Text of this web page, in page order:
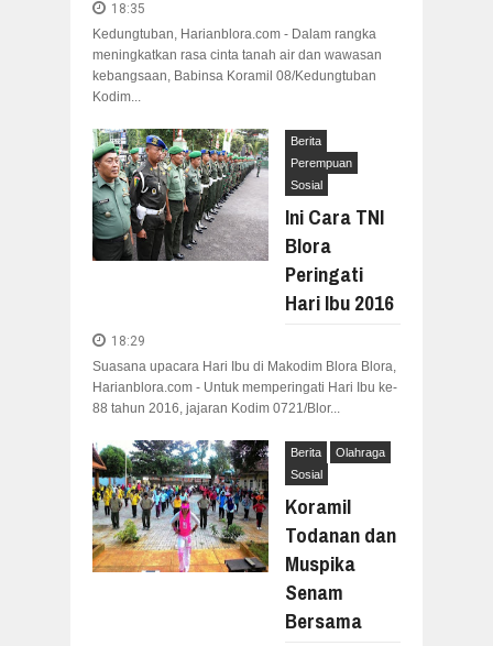
18:35
Kedungtuban, Harianblora.com - Dalam rangka
meningkatkan rasa cinta tanah air dan wawasan
kebangsaan, Babinsa Koramil 08/Kedungtuban
Kodim...
Berita
Perempuan
Sosial
Ini Cara TNI
Blora
Peringati
Hari Ibu 2016
18:29
Suasana upacara Hari Ibu di Makodim Blora Blora,
Harianblora.com - Untuk memperingati Hari Ibu ke-
88 tahun 2016, jajaran Kodim 0721/Blor...
Berita
Olahraga
Sosial
Koramil
Todanan dan
Muspika
Senam
Bersama